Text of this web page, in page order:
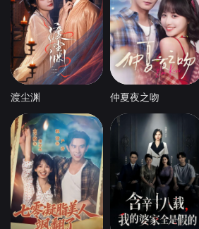
渡尘渊 仲夏夜之吻